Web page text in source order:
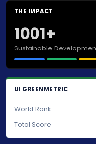
THE IMPACT
1001+
Sustainable
UI GREENMETRIC
World Rank
Total Score